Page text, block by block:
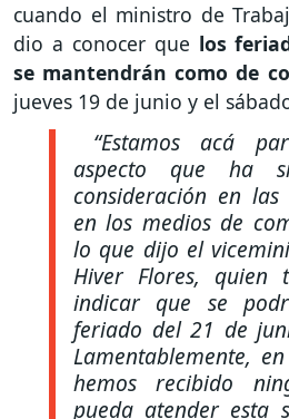
cuando el ministro de
dio a conocer que los
se mantendrán como de
jueves 19 de junio y el
“Estamos acá
aspecto que ha
consideración en
en los medios de
lo que dijo el
Hiver Flores,
indicar que se
feriado del 21 de
Lamentablemente,
hemos recibido
pueda atender esta